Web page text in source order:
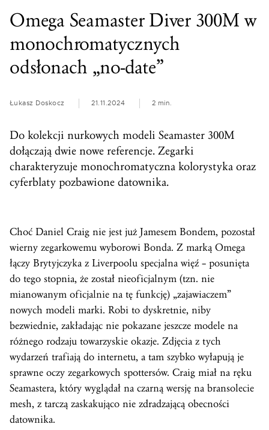
Omega Seamaster Diver 300M w
monochromatycznych
odsłonach „no-date”
Łukasz Doskocz 21.11.2024 2 min.
Do kolekcji nurkowych modeli Seamaster 300M
dołączają dwie nowe referencje. Zegarki
charakteryzuje monochromatyczna kolorystyka oraz
cyferblaty pozbawione datownika.
Choć Daniel Craig nie jest już Jamesem Bondem, pozostał
wierny zegarkowemu wyborowi Bonda. Z marką Omega
łączy Brytyjczyka z Liverpoolu specjalna więź – posunięta
do tego stopnia, że został nieoficjalnym (tzn. nie
mianowanym oficjalnie na tę funkcję) „zajawiaczem”
nowych modeli marki. Robi to dyskretnie, niby
bezwiednie, zakładając nie pokazane jeszcze modele na
różnego rodzaju towarzyskie okazje. Zdjęcia z tych
wydarzeń trafiają do internetu, a tam szybko wyłapują je
sprawne oczy zegarkowych spottersów. Craig miał na ręku
Seamastera, który wyglądał na czarną wersję na bransolecie
mesh, z tarczą zaskakująco nie zdradzającą obecności
datownika.